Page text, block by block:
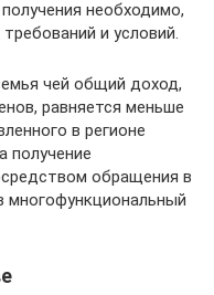
необходимо,
и условий.
чей общий доход,
равняется меньше
в регионе
получение
обращения в
многофункциональный